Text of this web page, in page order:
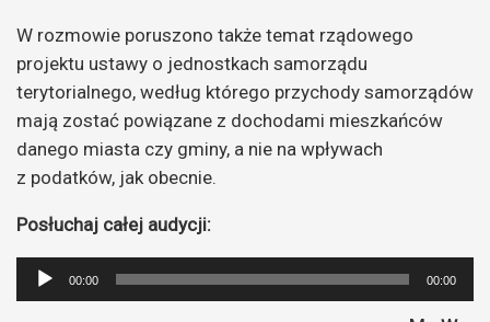
W rozmowie poruszono także temat rządowego
projektu ustawy o jednostkach samorządu
terytorialnego, według którego przychody samorządów
mają zostać powiązane z dochodami mieszkańców
danego miasta czy gminy, a nie na wpływach
z podatków, jak obecnie.
Posłuchaj całej audycji:
Odtwarzacz
plików
00:00 00:00